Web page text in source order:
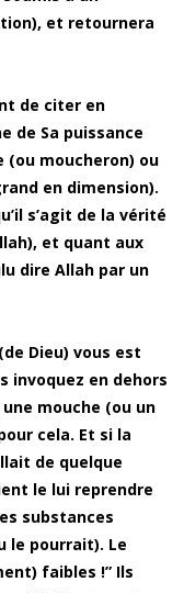
et retournera
de citer en
de Sa puissance
moucheron) ou
en dimension).
s’agit de la vérité
et quant aux
dire Allah par un
Dieu) vous est
invoquez en dehors
mouche (ou un
cela. Et si la
de quelque
le lui reprendre
substances
le pourrait). Le
faibles !” Ils